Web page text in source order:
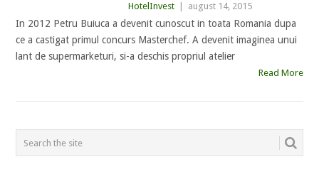
HotelInvest august 14, 2015
In 2012 Petru Buiuca a devenit cunoscut in toata Romania dupa
ce a castigat primul concurs Masterchef. A devenit imaginea unui
lant de supermarketuri, si-a deschis propriul atelier
Read More
POSTS
NAVIGATION